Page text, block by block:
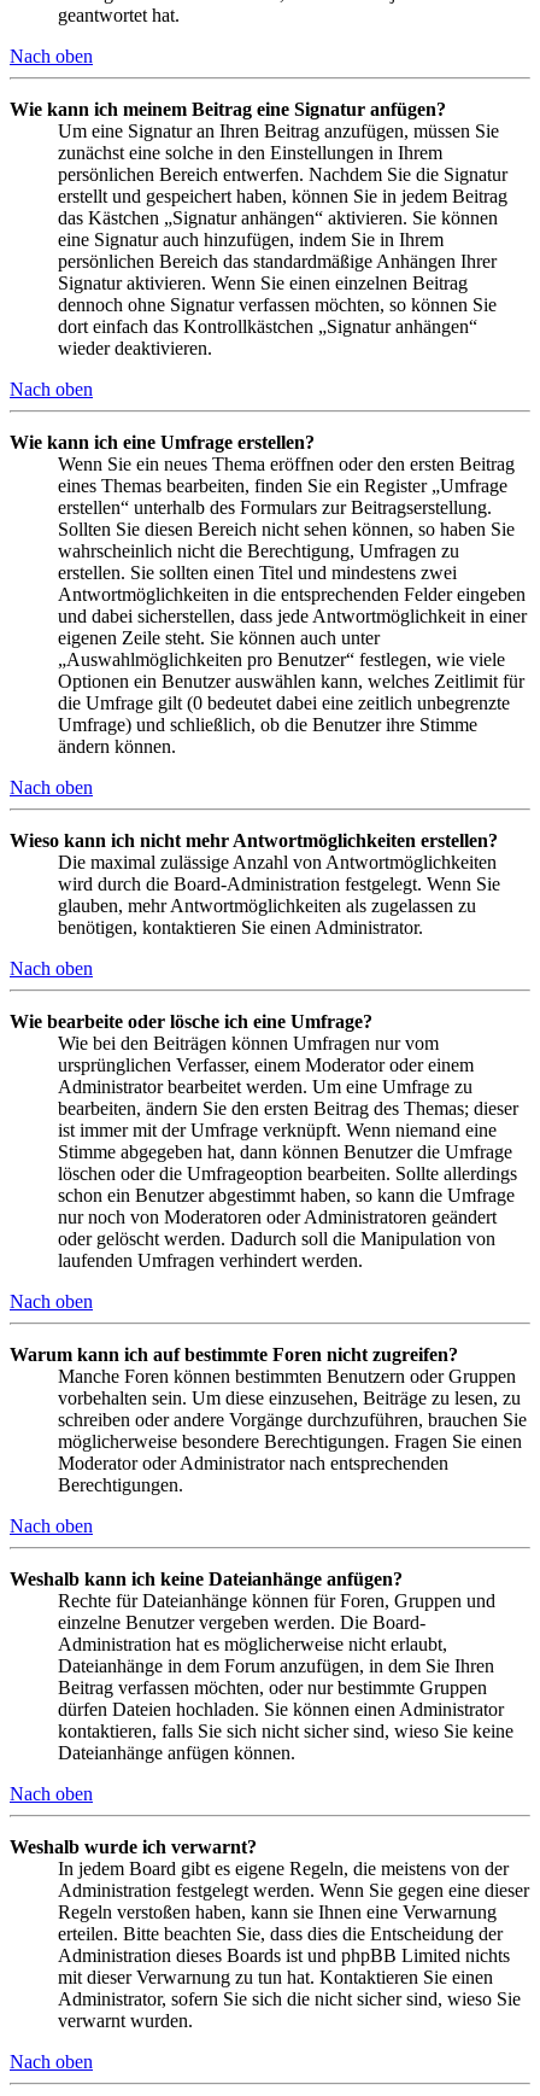
geantwortet hat.
Nach oben
Wie kann ich meinem Beitrag eine Signatur anfügen?
Um eine Signatur an Ihren Beitrag anzufügen, müssen Sie
zunächst eine solche in den Einstellungen in Ihrem
persönlichen Bereich entwerfen. Nachdem Sie die Signatur
erstellt und gespeichert haben, können Sie in jedem Beitrag
das Kästchen „Signatur anhängen“ aktivieren. Sie können
eine Signatur auch hinzufügen, indem Sie in Ihrem
persönlichen Bereich das standardmäßige Anhängen Ihrer
Signatur aktivieren. Wenn Sie einen einzelnen Beitrag
dennoch ohne Signatur verfassen möchten, so können Sie
dort einfach das Kontrollkästchen „Signatur anhängen“
wieder deaktivieren.
Nach oben
Wie kann ich eine Umfrage erstellen?
Wenn Sie ein neues Thema eröffnen oder den ersten Beitrag
eines Themas bearbeiten, finden Sie ein Register „Umfrage
erstellen“ unterhalb des Formulars zur Beitragserstellung.
Sollten Sie diesen Bereich nicht sehen können, so haben Sie
wahrscheinlich nicht die Berechtigung, Umfragen zu
erstellen. Sie sollten einen Titel und mindestens zwei
Antwortmöglichkeiten in die entsprechenden Felder eingeben
und dabei sicherstellen, dass jede Antwortmöglichkeit in einer
eigenen Zeile steht. Sie können auch unter
„Auswahlmöglichkeiten pro Benutzer“ festlegen, wie viele
Optionen ein Benutzer auswählen kann, welches Zeitlimit für
die Umfrage gilt (0 bedeutet dabei eine zeitlich unbegrenzte
Umfrage) und schließlich, ob die Benutzer ihre Stimme
ändern können.
Nach oben
Wieso kann ich nicht mehr Antwortmöglichkeiten erstellen?
Die maximal zulässige Anzahl von Antwortmöglichkeiten
wird durch die Board-Administration festgelegt. Wenn Sie
glauben, mehr Antwortmöglichkeiten als zugelassen zu
benötigen, kontaktieren Sie einen Administrator.
Nach oben
Wie bearbeite oder lösche ich eine Umfrage?
Wie bei den Beiträgen können Umfragen nur vom
ursprünglichen Verfasser, einem Moderator oder einem
Administrator bearbeitet werden. Um eine Umfrage zu
bearbeiten, ändern Sie den ersten Beitrag des Themas; dieser
ist immer mit der Umfrage verknüpft. Wenn niemand eine
Stimme abgegeben hat, dann können Benutzer die Umfrage
löschen oder die Umfrageoption bearbeiten. Sollte allerdings
schon ein Benutzer abgestimmt haben, so kann die Umfrage
nur noch von Moderatoren oder Administratoren geändert
oder gelöscht werden. Dadurch soll die Manipulation von
laufenden Umfragen verhindert werden.
Nach oben
Warum kann ich auf bestimmte Foren nicht zugreifen?
Manche Foren können bestimmten Benutzern oder Gruppen
vorbehalten sein. Um diese einzusehen, Beiträge zu lesen, zu
schreiben oder andere Vorgänge durchzuführen, brauchen Sie
möglicherweise besondere Berechtigungen. Fragen Sie einen
Moderator oder Administrator nach entsprechenden
Berechtigungen.
Nach oben
Weshalb kann ich keine Dateianhänge anfügen?
Rechte für Dateianhänge können für Foren, Gruppen und
einzelne Benutzer vergeben werden. Die Board-
Administration hat es möglicherweise nicht erlaubt,
Dateianhänge in dem Forum anzufügen, in dem Sie Ihren
Beitrag verfassen möchten, oder nur bestimmte Gruppen
dürfen Dateien hochladen. Sie können einen Administrator
kontaktieren, falls Sie sich nicht sicher sind, wieso Sie keine
Dateianhänge anfügen können.
Nach oben
Weshalb wurde ich verwarnt?
In jedem Board gibt es eigene Regeln, die meistens von der
Administration festgelegt werden. Wenn Sie gegen eine dieser
Regeln verstoßen haben, kann sie Ihnen eine Verwarnung
erteilen. Bitte beachten Sie, dass dies die Entscheidung der
Administration dieses Boards ist und phpBB Limited nichts
mit dieser Verwarnung zu tun hat. Kontaktieren Sie einen
Administrator, sofern Sie sich die nicht sicher sind, wieso Sie
verwarnt wurden.
Nach oben